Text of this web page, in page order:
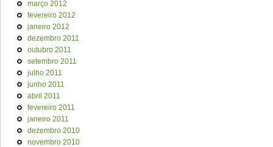
março 2012
fevereiro 2012
janeiro 2012
dezembro 2011
outubro 2011
setembro 2011
julho 2011
junho 2011
abril 2011
fevereiro 2011
janeiro 2011
dezembro 2010
novembro 2010